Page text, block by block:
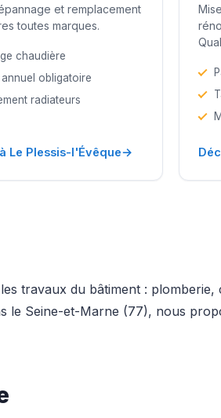
et remplacement
toutes marques.
chaudière
obligatoire
radiateurs
Le Plessis-l'Évêque→
travaux du bâtiment :
le Seine-et-Marne (77), nous